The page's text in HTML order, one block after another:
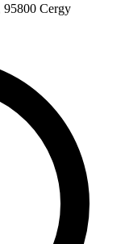
95800 Cergy